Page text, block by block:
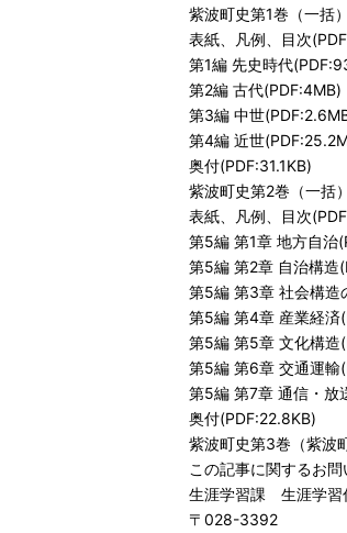
紫波町史第1巻（一括
表紙、凡例、目次
第1編 先史時代
第2編 古代(PDF:4MB)
第3編 中世
第4編 近世
奥付(PDF:31.1KB)
紫波町史第2巻（一括
表紙、凡例、目次
第5編 第1章 地方自治
第5編 第2章 自治構造
第5編 第3章 社会構造
第5編 第4章 産業経済
第5編 第5章 文化構造
第5編 第6章 交通運輸
第5編 第7章 通信・放
奥付(PDF:22.8KB)
紫波町史第3巻（紫波
この記事に関するお
生涯学習課 生涯学習
〒028-3392